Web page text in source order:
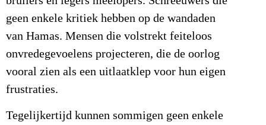
geen enkele kritiek hebben op de wandaden
van Hamas. Mensen die volstrekt feiteloos
onvredegevoelens projecteren, die de oorlog
vooral zien als een uitlaatklep voor hun eigen
frustraties.
Tegelijkertijd kunnen sommigen geen enkele